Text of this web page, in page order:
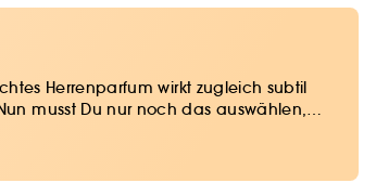
Herrenparfum wirkt zugleich subtil
musst Du nur noch das auswählen,